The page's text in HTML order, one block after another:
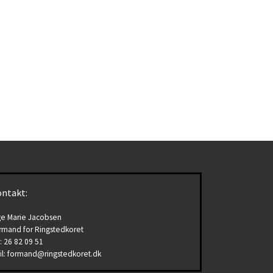
Marie Jacobsen
for Ringstedkoret
26 82 09 51
formand@ringstedkoret.dk